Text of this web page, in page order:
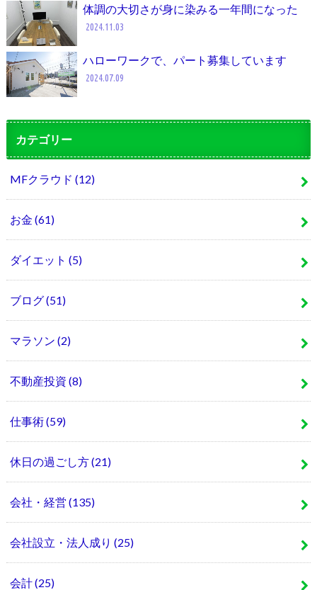
体調の大切さが身に染みる一年間になった
2024.11.03
ハローワークで、パート募集しています
2024.07.09
カテゴリー
MFクラウド (12)
お金 (61)
ダイエット (5)
ブログ(51)
マラソン (2)
不動産投資 (8)
仕事術(59)
休日の過ごし方(21)
会社・経営 (135)
会社設立・法人成り (25)
会計(25)